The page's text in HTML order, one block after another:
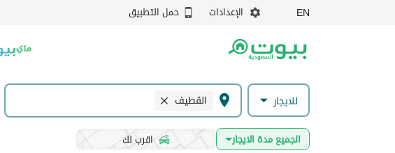
EN الإعدادات حمل التطبيق
للايجار القطيف
الجميع مدة الايجار اقرب لك